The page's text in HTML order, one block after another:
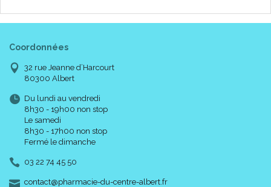
Coordonnées
32 rue Jeanne d’Harcourt
80300 Albert
Du lundi au vendredi
8h30 - 19h00 non stop
Le samedi
8h30 - 17h00 non stop
Fermé le dimanche
03 22 74 45 50
contact-
@-
pharmacie-du-centre-albert.fr